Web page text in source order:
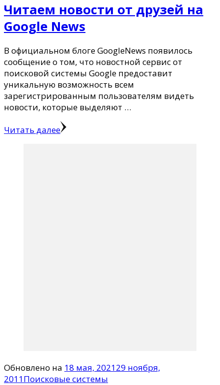
Читаем новости от друзей на
Google News
В официальном блоге GoogleNews появилось
сообщение о том, что новостной сервис от
поисковой системы Google предоставит
уникальную возможность всем
зарегистрированным пользователям видеть
новости, которые выделяют …
Читать далее
Обновлено на 18 мая, 202129 ноября,
2011Поисковые системы